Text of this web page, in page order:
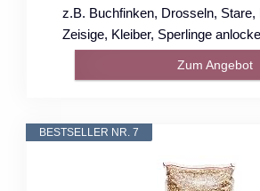
z.B. Buchfinken, Drosseln, Stare,
Zeisige, Kleiber, Sperlinge
Zum Angebot
BESTSELLER NR. 7